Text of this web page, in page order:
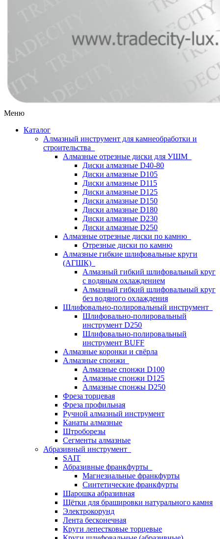
Меню
Каталог
Алмазный инструмент для камнеобработки и
строительства
Алмазные отрезные диски для УШМ
Диски алмазные D40-80
Диски алмазные D105
Диски алмазные D115
Диски алмазные D125
Диски алмазные D150
Диски алмазные D180
Диски алмазные D230
Диски алмазные D250
Алмазные отрезные диски по камню
Отрезные диски по камню
Алмазные гибкие шлифовальные круги
(АГШК)
Алмазный гибкий шлифовальный круг
с водяным охлаждением
Алмазный гибкий шлифовальный круг
без водяного охлаждения
Шлифовально-полировальный инструмент
Шлифовально-полировальный
инструмент D250
Шлифовально-полировальный
инструмент BUFF
Алмазные коронки и свёрла
Алмазные спонжи
Алмазные спонжи D100
Алмазные спонжи D125
Алмазные спонжы D250
Фреза торцевая
Фреза профильная
Ручной алмазный инструмент
Канаты алмазные
Штроборезы
Сегменты алмазные
Абразивный инструмент
SAIT
Абразивные франкфурты
Магнезиальные франкфурты
Синтетические франкфурты
Шарошка абразивная
Щётки для брашировки натурального камня
Электрокорунд
Лента бесконечная
Круги лепестковые торцевые